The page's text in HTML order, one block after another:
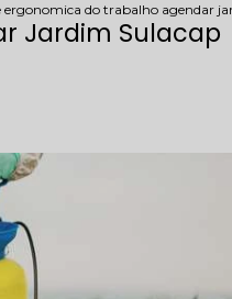
ergonomica do trabalho agendar
Jardim Sulacap